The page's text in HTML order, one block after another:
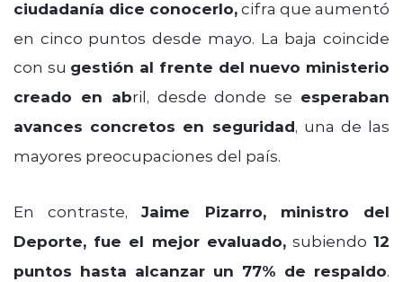
ciudadanía dice conocerlo,cifra que aumentó
en cinco puntos desde mayo. La baja coincide
con su gestión al frente del nuevo ministerio
creado en abril, desde donde se esperaban
avances concretos en seguridad, una de las
mayores preocupaciones del país.
En contraste,Jaime Pizarro, ministro del
Deporte, fue el mejor evaluado,subiendo12
puntos hasta alcanzar un 77% de respaldo.